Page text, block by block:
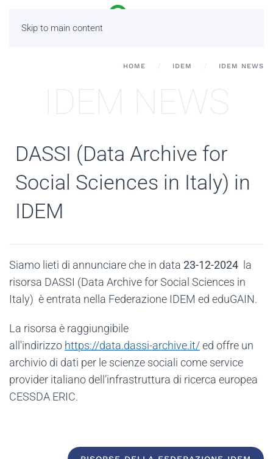
Skip to main content
HOME IDEM IDEM NEWS
IDEM NEWS
DASSI (Data Archive for
Social Sciences in Italy) in
IDEM
Siamo lieti di annunciare che in data 23-12-2024
la
risorsa DASSI (Data Archive for Social Sciences in
Italy) è entrata nella Federazione IDEM ed eduGAIN.
La risorsa è raggiungibile
all'indirizzo https://data.dassi-archive.it/ed offre un
archivio di dati per le scienze sociali come service
provider italiano dell’infrastruttura di ricerca europea
CESSDA ERIC.